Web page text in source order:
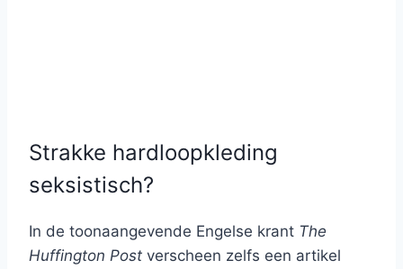
Strakke hardloopkleding
seksistisch?
In de toonaangevende Engelse krant The
Huffington Post verscheen zelfs een artikel